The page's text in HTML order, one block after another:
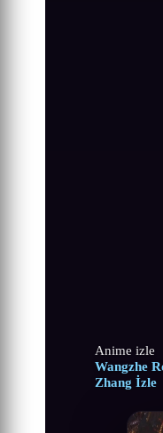
Anime izle
Wangzhe
Zhang İzle